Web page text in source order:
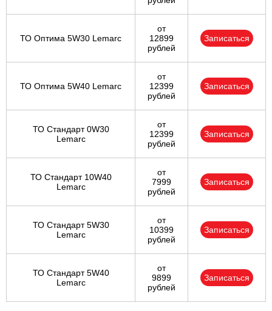
ТО Оптима 5W30 Lemarc
от
12899
рублей
Записаться
ТО Оптима 5W40 Lemarc
от
12399
рублей
Записаться
ТО Стандарт 0W30
Lemarc
от
12399
рублей
Записаться
ТО Стандарт 10W40
Lemarc
от
7999
рублей
Записаться
ТО Стандарт 5W30
Lemarc
от
10399
рублей
Записаться
ТО Стандарт 5W40
Lemarc
от
9899
рублей
Записаться